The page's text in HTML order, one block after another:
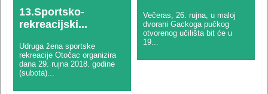
13.Sportsko-
rekreacijski...
Udruga žena sportske
rekreacije Otočac organizira
dana 29. rujna 2018. godine
(subota)...
Večeras, 26. rujna, u maloj
dvorani Gackoga pučkog
otvorenog učilišta bit će u
19...